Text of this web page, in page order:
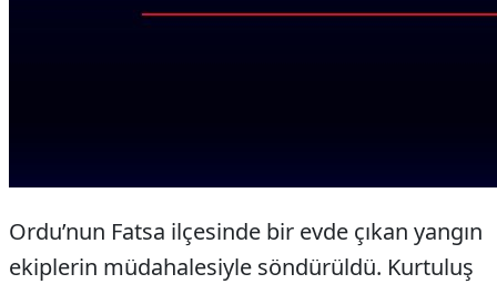
Ordu’nun Fatsa ilçesinde bir evde çıkan yangın
ekiplerin müdahalesiyle söndürüldü. Kurtuluş